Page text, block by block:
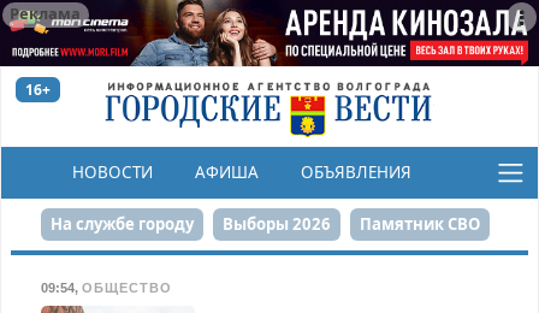
Реклама
16+
НОВОСТИ АФИША ОБЪЯВЛЕНИЯ
КОНКУРСЫ
На службе городу Выборы 2026 Памятник СВО
09:54, ОБЩЕСТВО